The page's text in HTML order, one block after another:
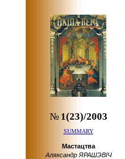
№ 1(23)/2003
SUMMARY
Мастацтва
Аляксандр ЯРАШЭВІЧ